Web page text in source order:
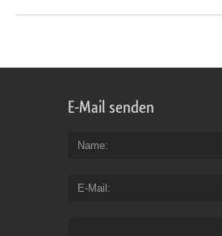
E-Mail senden
Name
E-Mail